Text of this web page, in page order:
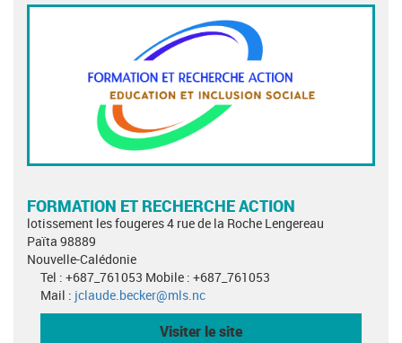
FORMATION ET RECHERCHE ACTION
lotissement les fougeres 4 rue de la Roche Lengereau
Païta 98889
Nouvelle-Calédonie
Tel : +687_761053 Mobile : +687_761053
Mail : jclaude.becker@mls.nc
Visiter le site